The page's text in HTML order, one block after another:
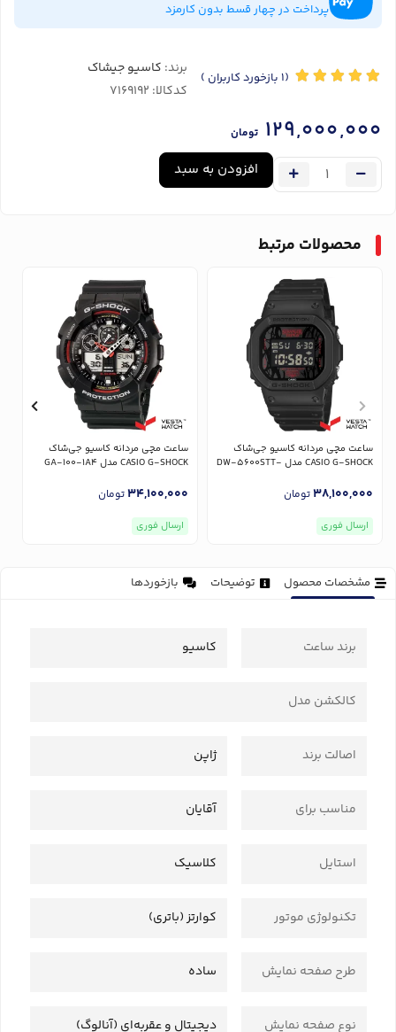
پرداخت در چهار قسط بدون کارمزد
(1 بازخورد کاربران ) برند: کاسیو جیشاک
کدکالا:
129,000,000 تومان
افزودن به سبد
محصولات مرتبط
ساعت مچی مردانه کاسیو جی‌شاک
CASIO G-SHOCK مدل DW-5600STT-
38,100,000تومان
ارسال فوری
ساعت مچی مردانه کاسیو جی‌شاک
CASIO G-SHOCK مدل GA-100-1A4
34,100,000تومان
ارسال فوری
مشخصات محصول توضیحات بازخوردها
برند ساعت کاسیو
کالکشن مدل
اصالت برند ژاپن
مناسب برای آقایان
استایل کلاسیک
تکنولوژی موتور کوارتز (باتری)
طرح صفحه نمایش ساده
نوع صفحه نمایش دیجیتال و عقربه‌ای (آنالوگ)